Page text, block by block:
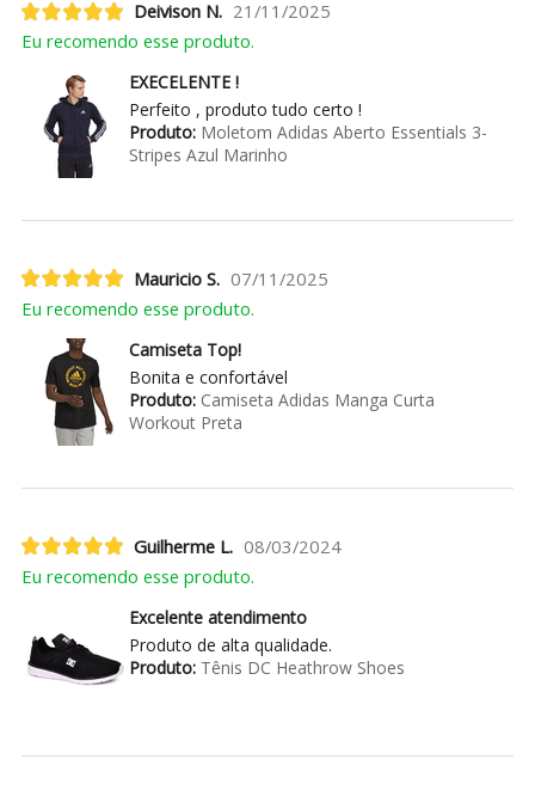
Deivison N. 21/11/2025
Eu recomendo esse produto.
EXECELENTE !
Perfeito , produto tudo certo !
Produto:Moletom Adidas Aberto Essentials 3-
Stripes Azul Marinho
Mauricio S. 07/11/2025
Eu recomendo esse produto.
Camiseta Top!
Bonita e confortável
Produto:Camiseta Adidas Manga Curta
Workout Preta
Guilherme L. 08/03/2024
Eu recomendo esse produto.
Excelente atendimento
Produto de alta qualidade.
Produto:Tênis DC Heathrow Shoes